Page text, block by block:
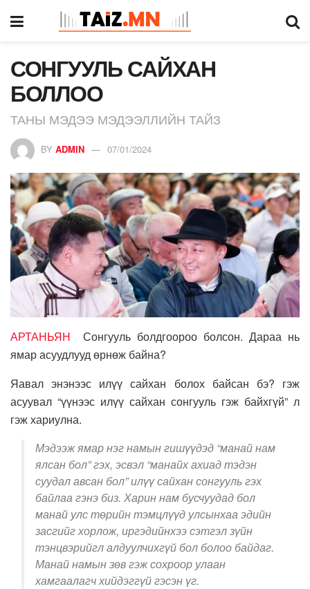
СОНГУУЛЬ САЙХАН
БОЛЛОО
ТАНЫ МЭДЭЭ МЭДЭЭЛЛИЙН ТАЙЗ
BY ADMIN 07/01/2024
АРТАНЬЯН Сонгууль болдгоороо болсон. Дараа нь
ямар асуудлууд өрнөж байна?
Яавал энэнээс илүү сайхан болох байсан бэ? гэж
асуувал “үүнээс илүү сайхан сонгууль гэж байхгүй” л
гэж хариулна.
Мэдээж ямар нэг намын гишүүдэд “манай нам
ялсан бол” гэх, эсвэл “манайх ахиад тэдэн
суудал авсан бол” илүү сайхан сонгууль гэх
байлаа гэнэ биз. Харин нам бусчуудад бол
манай улс төрийн тэмцлүүд улсынхаа эдийн
засгийг хорлож, иргэдийнхээ сэтгэл зүйн
тэнцвэрийгл алдуулчихгүй бол болоо байдаг.
Манай намын зөв гэж сохроор улаан
хамгаалагч хийдэггүй гэсэн үг.